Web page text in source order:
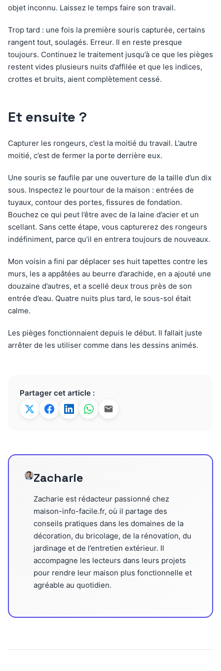
objet inconnu. Laissez le temps faire son travail.
Trop tard : une fois la première souris capturée, certains
rangent tout, soulagés. Erreur. Il en reste presque
toujours. Continuez le traitement jusqu’à ce que les pièges
restent vides plusieurs nuits d’affilée et que les indices,
crottes et bruits, aient complètement cessé.
Et ensuite ?
Capturer les rongeurs, c’est la moitié du travail. L’autre
moitié, c’est de fermer la porte derrière eux.
Une souris se faufile par une ouverture de la taille d’un dix
sous. Inspectez le pourtour de la maison : entrées de
tuyaux, contour des portes, fissures de fondation.
Bouchez ce qui peut l’être avec de la laine d’acier et un
scellant. Sans cette étape, vous capturerez des rongeurs
indéfiniment, parce qu’il en entrera toujours de nouveaux.
Mon voisin a fini par déplacer ses huit tapettes contre les
murs, les a appâtées au beurre d’arachide, en a ajouté une
douzaine d’autres, et a scellé deux trous près de son
entrée d’eau. Quatre nuits plus tard, le sous-sol était
calme.
Les pièges fonctionnaient depuis le début. Il fallait juste
arrêter de les utiliser comme dans les dessins animés.
Partager cet article :
Zacharie
Zacharie est rédacteur passionné chez
maison-info-facile.fr, où il partage des
conseils pratiques dans les domaines de la
décoration, du bricolage, de la rénovation, du
jardinage et de l’entretien extérieur. Il
accompagne les lecteurs dans leurs projets
pour rendre leur maison plus fonctionnelle et
agréable au quotidien.